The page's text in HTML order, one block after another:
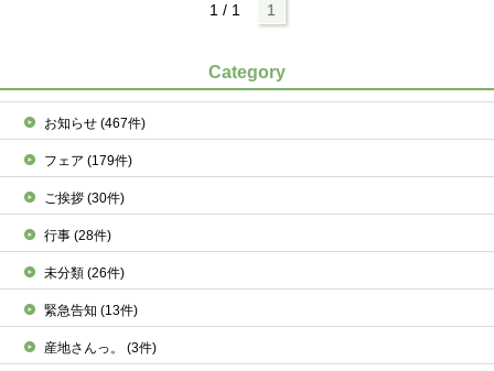
1 / 1 1
Category
お知らせ(467件)
フェア(179件)
ご挨拶(30件)
行事(28件)
未分類(26件)
緊急告知(13件)
産地さんっ。(3件)